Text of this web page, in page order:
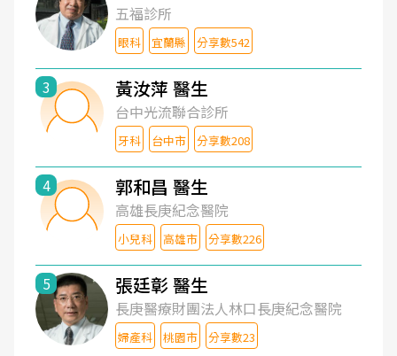
五福診所
眼科 宜蘭縣 分享數542
3 黃汝萍 醫生
台中光流聯合診所
牙科 台中市 分享數208
4 郭和昌 醫生
高雄長庚紀念醫院
小兒科 高雄市 分享數226
5 張廷彰 醫生
長庚醫療財團法人林口長庚紀念醫院
婦產科 桃園市 分享數23